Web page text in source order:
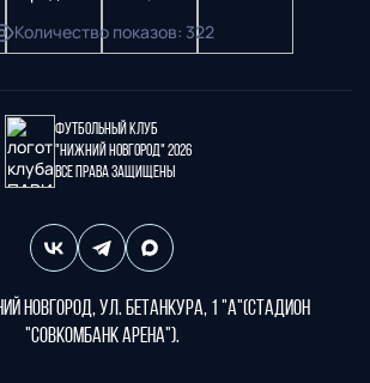
Количество показов: 322
Футбольный клуб
"Нижний Новгород" 2026
Все права защищены
Новгород, ул. Бетанкура, 1 "А"(стадион
"СОВКОМБАНК АРЕНА").